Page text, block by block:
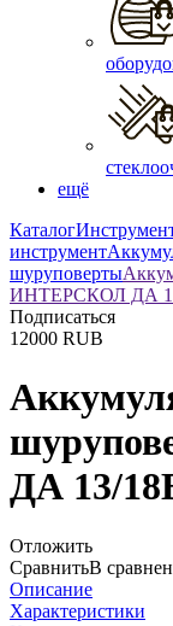
ещё
Каталог
инструмент
шуруповерты
ИНТЕРСКОЛ ДА
Подписаться
12000 RUB
ДА 13/
Отложить
СравнитьВ
Описание
Характеристики